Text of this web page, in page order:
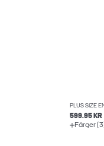
599.95 KR
Färger (3)